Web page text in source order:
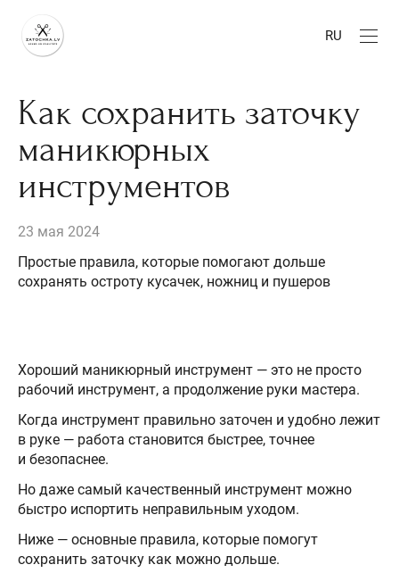
RU
Как сохранить заточку
маникюрных
инструментов
23 мая 2024
Простые правила, которые помогают дольше
сохранять остроту кусачек, ножниц и пушеров
Хороший маникюрный инструмент — это не просто
рабочий инструмент, а продолжение руки мастера.
Когда инструмент правильно заточен и удобно лежит
в руке — работа становится быстрее, точнее
и безопаснее.
Но даже самый качественный инструмент можно
быстро испортить неправильным уходом.
Ниже — основные правила, которые помогут
сохранить заточку как можно дольше.